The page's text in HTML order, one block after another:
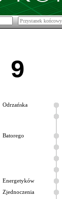
9
Odrzańska
Batorego
Energetyków
Zjednoczenia